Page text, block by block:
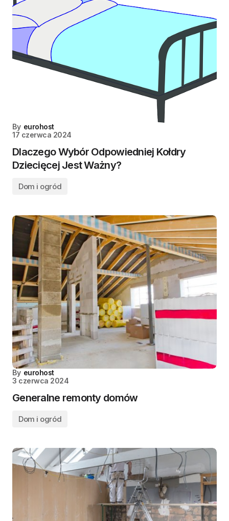
By eurohost
17 czerwca 2024
Dlaczego Wybór Odpowiedniej Kołdry
Dziecięcej Jest Ważny?
Dom i ogród
By eurohost
3 czerwca 2024
Generalne remonty domów
Dom i ogród